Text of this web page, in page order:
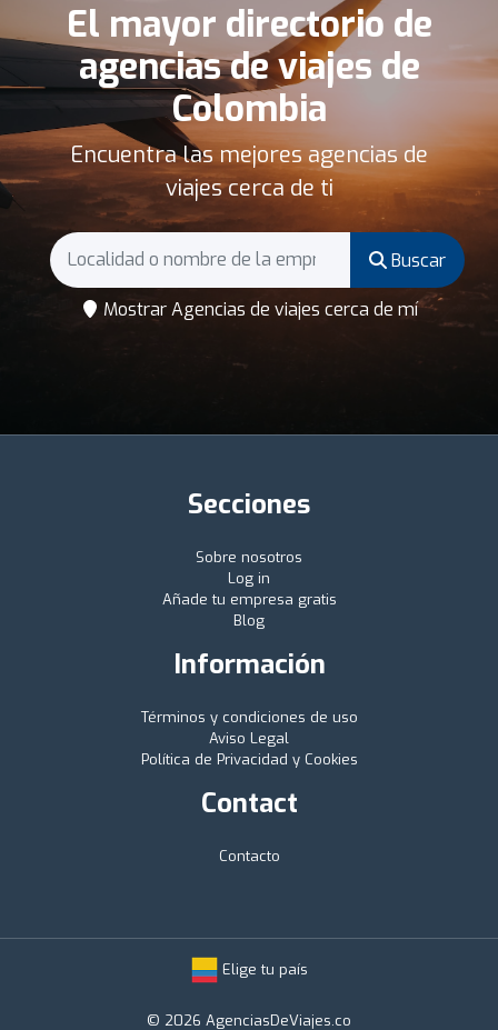
El mayor directorio de
agencias de viajes de
Colombia
Encuentra las mejores agencias de
viajes cerca de ti
Buscar
Mostrar Agencias de viajes cerca de mí
Secciones
Sobre nosotros
Log in
Añade tu empresa gratis
Blog
Información
Términos y condiciones de uso
Aviso Legal
Política de Privacidad y Cookies
Contact
Contacto
Elige tu país
© 2026 AgenciasDeViajes.co